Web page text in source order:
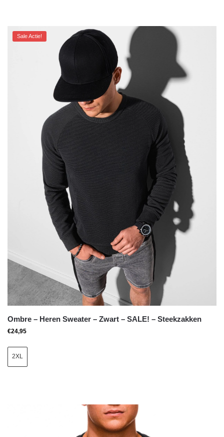
Sale Actie!
Ombre – Heren Sweater – Zwart – SALE! – Steekzakken
€24,95
2XL